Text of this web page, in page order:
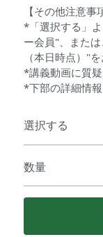
【その他注意事
*「選択する」
ー会員"、また
（本日時点）"
*講義動画に質
*下部の詳細情
選択する
数量